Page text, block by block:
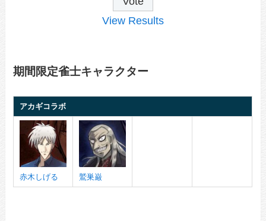
View Results
期間限定雀士キャラクター
アカギコラボ
赤木しげる 鷲巣巌